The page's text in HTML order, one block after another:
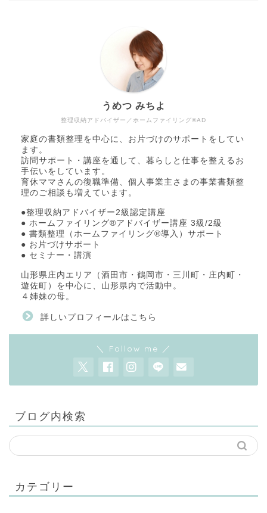
整理収納アドバイザー／ホームファイリング®AD
うめつ みちよ
家庭の書類整理を中心に、お片づけのサポートをしてい
ます。
訪問サポート・講座を通して、暮らしと仕事を整えるお
手伝いをしています。
育休ママさんの復職準備、個人事業主さまの事業書類整
理のご相談も増えています。
●整理収納アドバイザー2級認定講座
● ホームファイリング®アドバイザー講座 3級/2級
● 書類整理（ホームファイリング®導入）サポート
● お片づけサポート
● セミナー・講演
山形県庄内エリア（酒田市・鶴岡市・三川町・庄内町・
遊佐町）を中心に、山形県内で活動中。
４姉妹の母。
詳しいプロフィールはこちら
＼ Follow me ／
ブログ内検索
カテゴリー